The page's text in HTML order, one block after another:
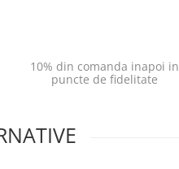
10% din comanda inapoi in
puncte de fidelitate